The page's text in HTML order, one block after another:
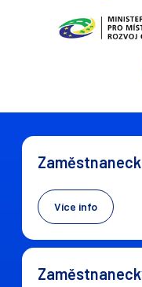
Více info